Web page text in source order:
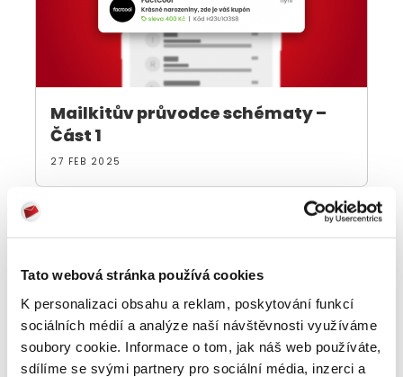
Tato webová stránka používá cookies
K personalizaci obsahu a reklam, poskytování funkcí
sociálních médií a analýze naší návštěvnosti využíváme
soubory cookie. Informace o tom, jak náš web používáte,
sdílíme se svými partnery pro sociální média, inzerci a
Mailkitův průvodce schématy –
Část 1
27 FEB 2025